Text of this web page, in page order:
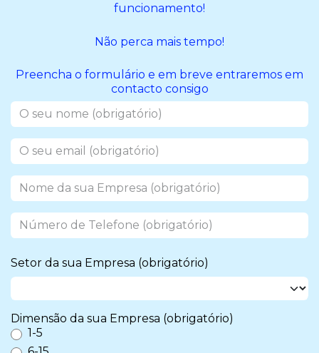
funcionamento!
Não perca mais tempo!
Preencha o formulário e em breve entraremos em
contacto consigo
Setor da sua Empresa (obrigatório)
Dimensão da sua Empresa (obrigatório)
1-5